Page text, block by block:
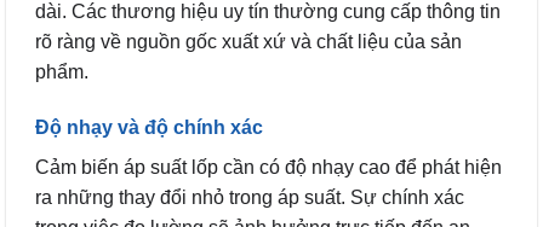
dài. Các thương hiệu uy tín thường cung cấp thông tin
rõ ràng về nguồn gốc xuất xứ và chất liệu của sản
phẩm.
Độ nhạy và độ chính xác
Cảm biến áp suất lốp cần có độ nhạy cao để phát hiện
ra những thay đổi nhỏ trong áp suất. Sự chính xác